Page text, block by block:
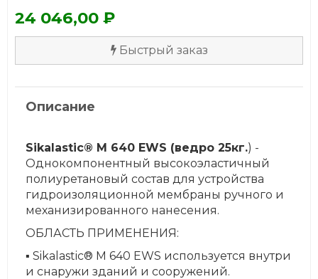
24 046,00 ₽
Быстрый заказ
Описание
Sikalastic® M 640 EWS (ведро 25кг.) -
Однокомпонентный высокоэластичный
полиуретановый состав для устройства
гидроизоляционной мембраны ручного и
механизированного нанесения.
ОБЛАСТЬ ПРИМЕНЕНИЯ:
▪ Sikalastic® M 640 EWS используется внутри
и снаружи зданий и сооружений.